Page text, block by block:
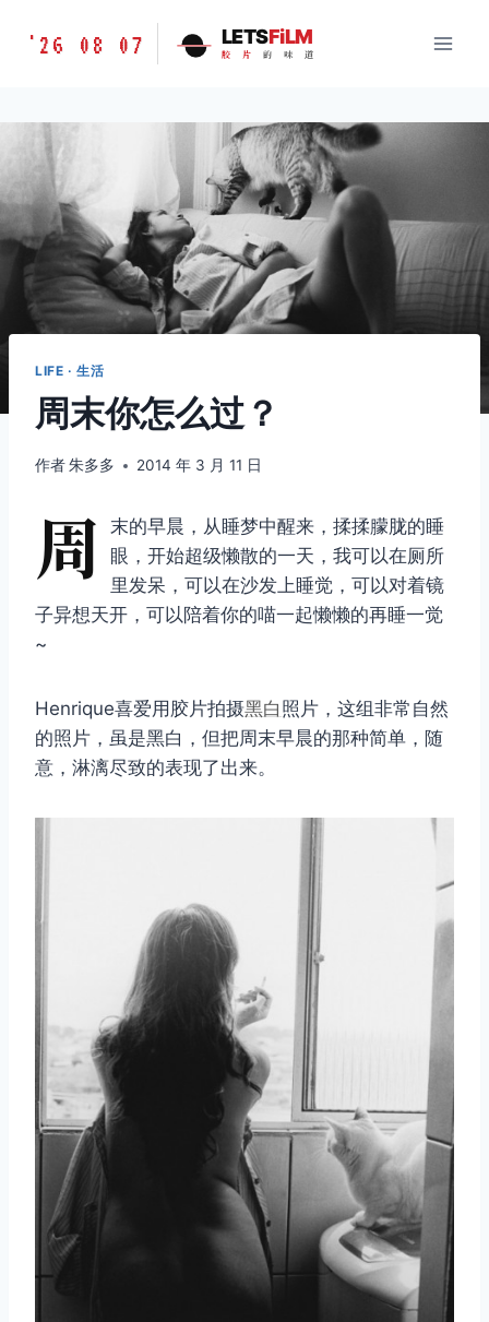
胶
味
道
LETSFILM
'26 08 07 LETSFiLM
胶 片 的 味 道
LIFE · 生活
周末你怎么过？
作者朱多多 2014 年 3 月 11 日
周
末的早晨，从睡梦中醒来，揉揉朦胧的睡
眼，开始超级懒散的一天，我可以在厕所
里发呆，可以在沙发上睡觉，可以对着镜
子异想天开，可以陪着你的喵一起懒懒的再睡一觉
~
Henrique喜爱用胶片拍摄黑白 照片，这组非常自然
的照片，虽是黑白，但把周末早晨的那种简单，随
意，淋漓尽致的表现了出来。